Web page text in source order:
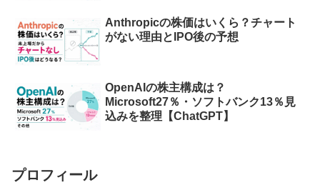
Anthropicの株価はいくら？チャート
がない理由とIPO後の予想
OpenAIの株主構成は？
Microsoft27％・ソフトバンク13％見
込みを整理【ChatGPT】
プロフィール